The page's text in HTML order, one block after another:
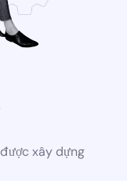
xây dựng